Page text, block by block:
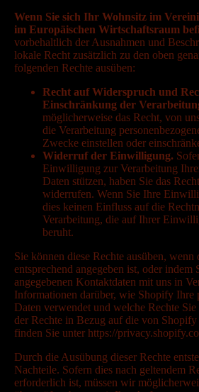
Wenn Sie sich Ihr Wohnsitz im
im Europäischen Wirtschaftsraum
vorbehaltlich der Ausnahmen und
lokale Recht zusätzlich zu den oben
folgenden Rechte ausüben:
Recht auf Widerspruch und
Einschränkung der
möglicherweise das Recht, von
die Verarbeitung
Zwecke einstellen oder
Widerruf der Einwilligung.
Einwilligung zur Verarbeitung
Daten stützen, haben Sie das
widerrufen. Wenn Sie Ihre
dies keinen Einfluss auf die
Verarbeitung, die auf Ihrer
beruht.
Sie können diese Rechte ausüben, wenn
entsprechend angegeben ist, oder indem
angegebenen Kontaktdaten mit uns in
Informationen darüber, wie Shopify Ihre
Daten verwendet und welche Rechte
der Rechte in Bezug auf die von Shopify
finden Sie unter https://
Durch die Ausübung dieser Rechte
Nachteile. Sofern dies nach geltendem
erforderlich ist, müssen wir